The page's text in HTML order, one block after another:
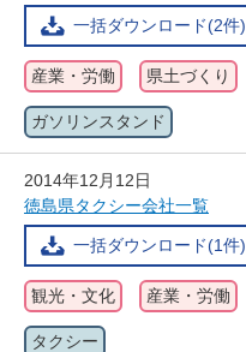
一括ダウンロード(2件)
産業・労働 県土づくり
ガソリンスタンド
2014年12月12日
徳島県タクシー会社一覧
一括ダウンロード(1件)
観光・文化 産業・労働
タクシー